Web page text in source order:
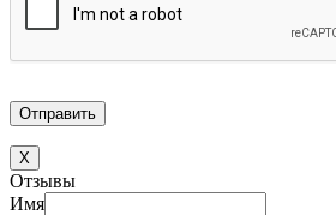
X
Отзывы
Имя